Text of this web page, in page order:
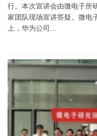
行。本次宣讲会由微电子所
家团队现场宣讲答疑。微电
上，华为公司...